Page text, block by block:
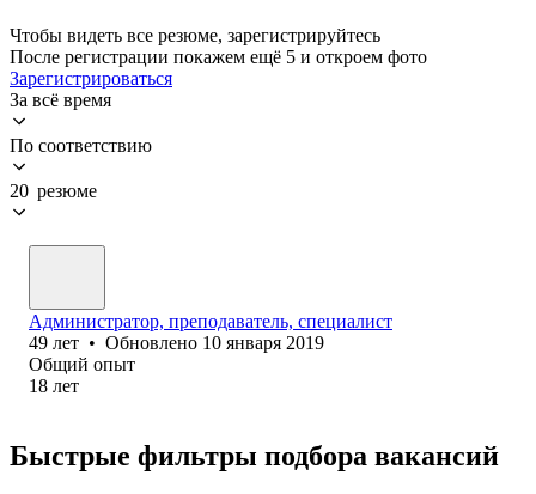
Чтобы видеть все резюме, зарегистрируйтесь
После регистрации покажем ещё 5 и откроем фото
Зарегистрироваться
За всё время
По соответствию
20 резюме
Администратор, преподаватель, специалист
49 лет • Обновлено 10 января 2019
Общий опыт
18 лет
Быстрые фильтры подбора вакансий